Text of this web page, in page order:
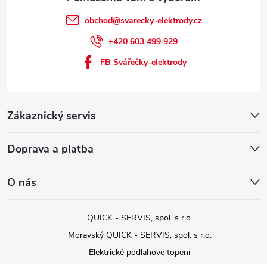
Zákaznický servis
Doprava a platba
O nás
obchod@svarecky-elektrody.cz
+420 603 499 929
FB Svářečky-elektrody
QUICK - SERVIS, spol. s r.o.
Moravský QUICK - SERVIS, spol. s r.o.
Elektrické podlahové topení